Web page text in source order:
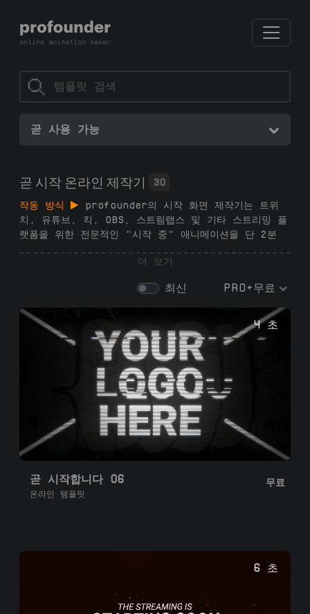
곧 사용 가능
곧 시작 온라인 제작기 30
작동 방식
profounder의 시작 화면 제작기는 트위
치, 유튜브, 킥, OBS, 스트림랩스 및 기타 스트리밍 플
랫폼을 위한 전문적인 "시작 중" 애니메이션을 단 2분
술 필요 없습니다. 생성기에서 사용자 정의 가능한 템플
한 후, 1080p .mp4를 다운로드하세요. 생방송 전에 관
객을 참여시키고 싶어하는 스트리머에게 적합합니다.
더 보기
최신 PRO+무료
4 초
곧 시작합니다 06
온라인 템플릿
무료
6 초